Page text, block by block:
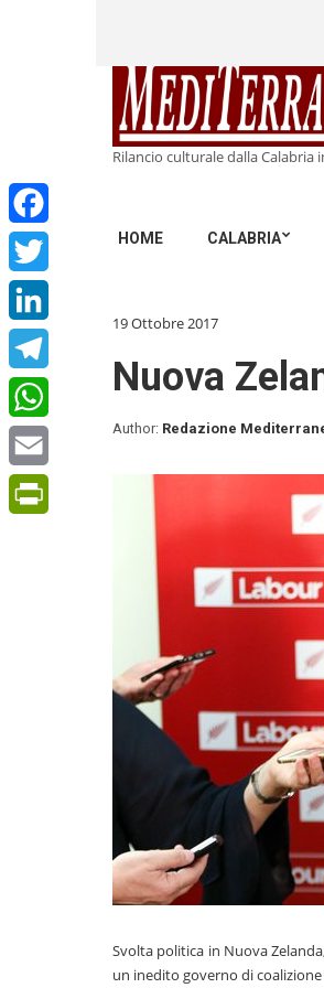
Rilancio culturale dalla Calabria
HOME CALABRIA
Facebook
Twitter
LinkedIn
Telegram
WhatsApp
Email
19 Ottobre 2017
Nuova
Author: Redazione
Svolta politica in Nuova
un inedito governo di